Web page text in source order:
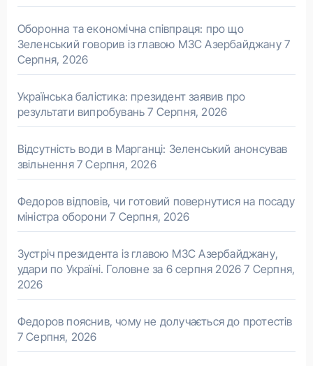
Оборонна та економічна співпраця: про що
Зеленський говорив із главою МЗС Азербайджану 7
Серпня, 2026
Українська балістика: президент заявив про
результати випробувань 7 Серпня, 2026
Відсутність води в Марганці: Зеленський анонсував
звільнення 7 Серпня, 2026
Федоров відповів, чи готовий повернутися на посаду
міністра оборони 7 Серпня, 2026
Зустріч президента із главою МЗС Азербайджану,
удари по Україні. Головне за 6 серпня 2026 7 Серпня,
2026
Федоров пояснив, чому не долучається до протестів
7 Серпня, 2026